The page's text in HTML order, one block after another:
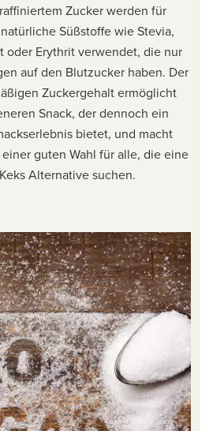
Zucker werden für
Süßstoffe wie Stevia,
oder Erythrit verwendet, die nur
auf den Blutzucker haben. Der
Zuckergehalt ermöglicht
Snack, der dennoch ein
bietet, und macht
guten Wahl für alle, die eine
Alternative suchen.